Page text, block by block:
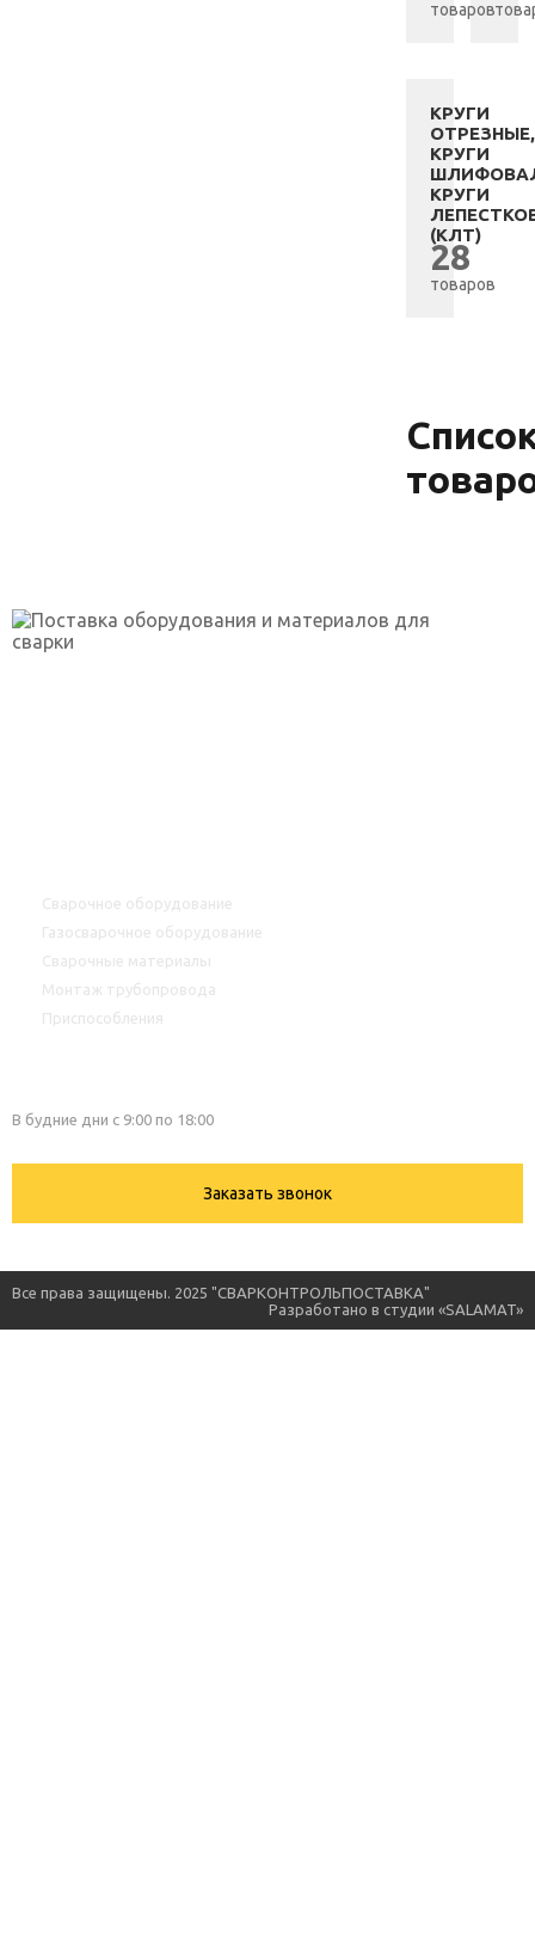
товаров
КРУГИ
ОТРЕЗНЫЕ,
КРУГИ
КРУГИ
(КЛТ)
28
товаров
Сварочное оборудование
Газосварочное оборудование
Сварочные материалы
Монтаж трубопровода
Приспособления
В будние дни с 9:00 по 18:00
Заказать звонок
Все права защищены. 2025 "СВАРКОНТРОЛЬПОСТАВКА"
Разработано в студии «SALAMAT»